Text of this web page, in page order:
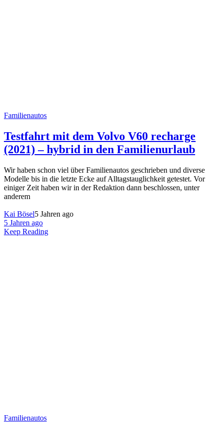
Familienautos
Testfahrt mit dem Volvo V60 recharge
(2021) – hybrid in den Familienurlaub
Wir haben schon viel über Familienautos geschrieben und diverse
Modelle bis in die letzte Ecke auf Alltagstauglichkeit getestet. Vor
einiger Zeit haben wir in der Redaktion dann beschlossen, unter
anderem
Kai Bösel5 Jahren ago
5 Jahren ago
Keep Reading
Familienautos